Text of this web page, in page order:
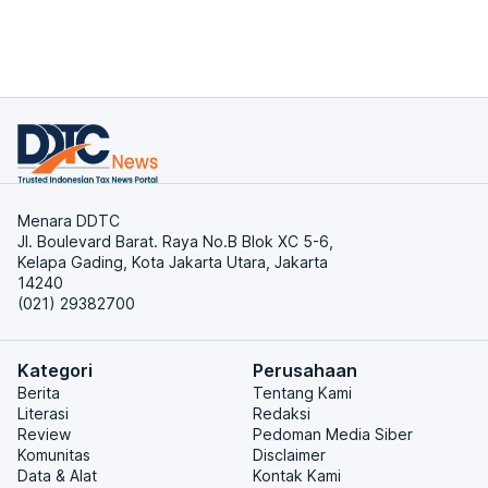
Menara DDTC
Jl. Boulevard Barat. Raya No.B Blok XC 5-6,
Kelapa Gading, Kota Jakarta Utara, Jakarta
14240
(021) 29382700
Kategori
Berita
Literasi
Review
Komunitas
Data & Alat
Perusahaan
Tentang Kami
Redaksi
Pedoman Media Siber
Disclaimer
Kontak Kami